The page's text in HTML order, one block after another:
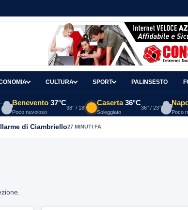
CULTURA SPORT PALINSESTO
Benevento 37°C
Poco nuvoloso
38° / 18°
Caserta 36°C
Soleggiato
36° / 23°
Poco
di Ciambriello27 MINUTI FA